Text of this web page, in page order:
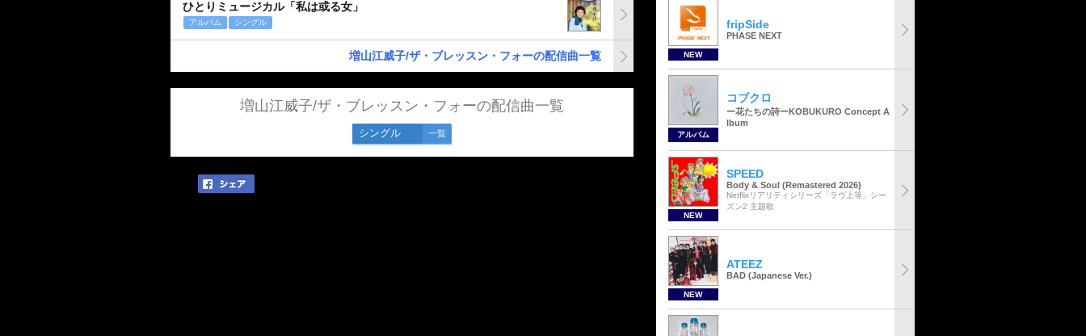
ひとりミュージカル「私は或る女」
アルバム シングル
増山江威子/ザ・ブレッスン・フォーの配信曲一覧
増山江威子/ザ・ブレッスン・フォーの配信曲一覧
シングル 一覧
NEW
fripSide
PHASE NEXT
アルバム
コブクロ
ー花たちの詩ーKOBUKURO Concept A
lbum
NEW
SPEED
Body & Soul (Remastered 2026)
Netflixリアリティシリーズ「ラヴ上等」シー
ズン2 主題歌
NEW
ATEEZ
BAD (Japanese Ver.)